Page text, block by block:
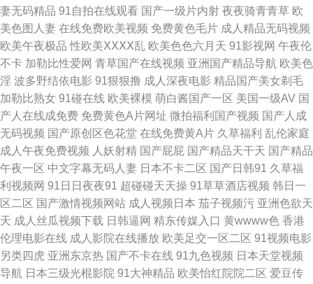
草 涩涩AV 91国产丝袜 超碰最新网址 国产91看 后入jk白丝 老湿机69 欧美日
P 午夜福利一区二区 91在线美脚丝袜 传媒AV导航 韩国无码H片 免费mv观看
入口 欧洲美色sss 熟女视频一区 自慰自拍 成人毛片网址 黑料网线路一二三
欧美成人免费 日韩无遮挡免费 伊人VA导航站 91无码超碰爱搞 ts人妖交友网
站 导航色AVVV 韩国午夜AV 欧美成人α 天天撸天天操 91黑丝无码 ts伪娘xxx
丁香怡红院午夜 国产日日夜夜 九九99热 免费色网 人妖66AV 亚洲成人小说
网址 91熟女免费视频 wwwav麻豆网 国产精品日日夜夜 狼窝AV专区 青青操
在线 色婷婷五月中出 亚洲网站黄 91爱国国产精品 av黄网导航 豆花视频导航
妻无码精品 91自拍在线观看 国产一级片内射 夜夜骑青青草 欧
美色图人妻 在线免费欧美视频 免费黄色毛片 成人精品无码视频
欧美午夜极品 性欧美ⅩⅩⅩⅩ乱 欧美色色六月天 91影视网 午夜伦
不卡 加勒比性爱网 青草国产在线视频 亚洲国产精品导航 欧美色
淫 波多野结依电影 91狠狠撸 成人深夜电影 精品国产美女剃毛
加勒比熟女 91碰在线 欧美裸模 萌白酱国产一区 美国一级AV 国
产人在线成免费 免费黄色A片网址 微拍福利国产视频 国产人成
无码视频 国产原创区色花堂 在线免费黄A片 久草福利 乱伦家庭
成人午夜免费视频 人妖射精 国产屁屁 国产精品天干天 国产精品
午夜一区 中文字幕无码人妻 日本不卡二区 国产日韩91 久草福
利视频网 91日日夜夜91 超碰碰天天操 91草草酒店视频 韩日一
区二区 国产激情视频网站 成人视频日本 茄子视频污 亚洲色欲天
天 成人丝瓜视频下载 日韩逼网 精东传媒入口 黄wwww色 香港
伦理电影在线 成人影院在线播放 欧美足交一区二区 91视频电影
另类四虎 亚洲东京热 国产不卡在线 91九色视频 日本天堂视频
导航 日本三级光棍影院 91大神精品 欧美怡红院院二区 爱豆传